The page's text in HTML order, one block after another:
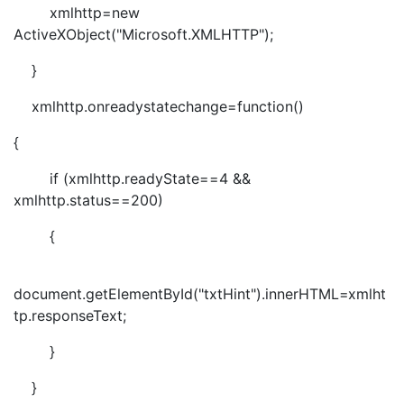
xmlhttp=new
ActiveXObject("Microsoft.XMLHTTP");
}
xmlhttp.onreadystatechange=function()
{
if (xmlhttp.readyState==4 &&
xmlhttp.status==200)
{
document.getElementById("txtHint").innerHTML=xmlht
tp.responseText;
}
}